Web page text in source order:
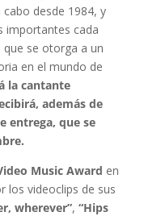
desde 1984, y
importantes cada
que se otorga a un
en el mundo de
la cantante
además de
entrega, que se
Music Award en
los videoclips de sus
wherever”, “Hips